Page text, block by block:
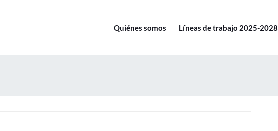
Quiénes somos Líneas de trabajo 2025-2028